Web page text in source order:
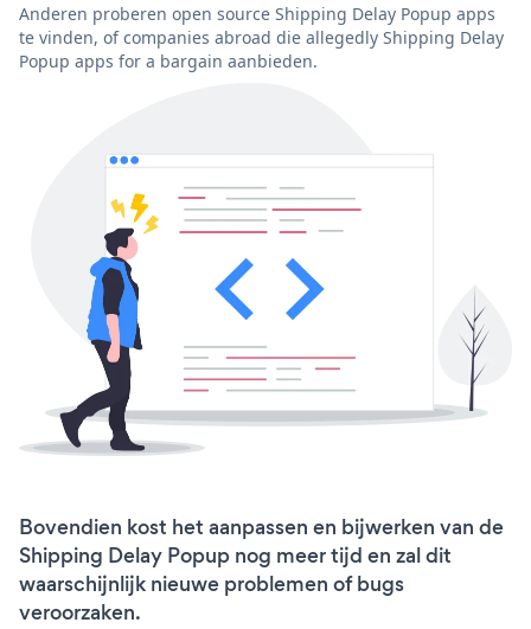
Anderen proberen open source Shipping Delay Popup apps
te vinden, of companies abroad die allegedly Shipping Delay
Popup apps for a bargain aanbieden.
Bovendien kost het aanpassen en bijwerken van de
Shipping Delay Popup nog meer tijd en zal dit
waarschijnlijk nieuwe problemen of bugs
veroorzaken.